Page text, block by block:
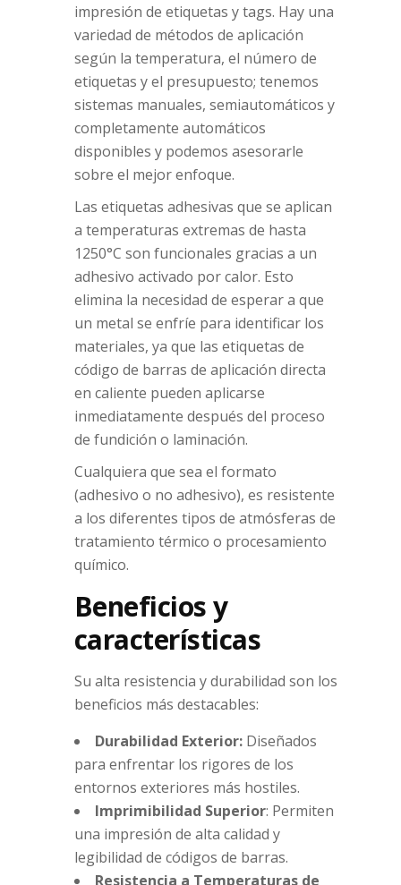
impresión de etiquetas y tags. Hay una
variedad de métodos de aplicación
según la temperatura, el número de
etiquetas y el presupuesto; tenemos
sistemas manuales, semiautomáticos y
completamente automáticos
disponibles y podemos asesorarle
sobre el mejor enfoque.
Las etiquetas adhesivas que se aplican
a temperaturas extremas de hasta
1250°C son funcionales gracias a un
adhesivo activado por calor. Esto
elimina la necesidad de esperar a que
un metal se enfríe para identificar los
materiales, ya que las etiquetas de
código de barras de aplicación directa
en caliente pueden aplicarse
inmediatamente después del proceso
de fundición o laminación.
Cualquiera que sea el formato
(adhesivo o no adhesivo), es resistente
a los diferentes tipos de atmósferas de
tratamiento térmico o procesamiento
químico.
Beneficios y
características
Su alta resistencia y durabilidad son los
beneficios más destacables:
Durabilidad Exterior:Diseñados
para enfrentar los rigores de los
entornos exteriores más hostiles.
Imprimibilidad Superior: Permiten
una impresión de alta calidad y
legibilidad de códigos de barras.
Resistencia a Temperaturas de